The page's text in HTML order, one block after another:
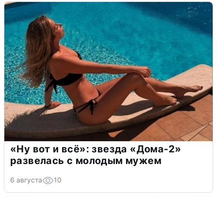
«Ну вот и всё»: звезда «Дома-2»
развелась с молодым мужем
6 августа 10